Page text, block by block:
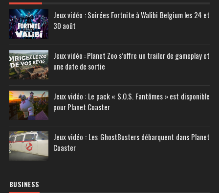
Jeux vidéo : Soirées Fortnite à Walibi Belgium les 24 et
30 août
Jeux vidéo : Planet Zoo s’offre un trailer de gameplay et
une date de sortie
Jeux vidéo : Le pack « S.O.S. Fantômes » est disponible
pour Planet Coaster
Jeux vidéo : Les GhostBusters débarquent dans Planet
Coaster
BUSINESS